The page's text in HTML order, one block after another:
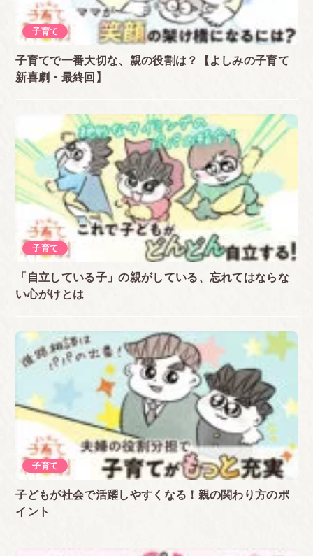
子育て
子育てで一番大切な、親の役割は？【よしみの子育て
新喜劇・最終回】
子育て
「自立している子」の親がしている、忘れてはならな
い心がけとは
子育て
子どもが社会で活躍しやすくなる！親の関わり方のポ
イント